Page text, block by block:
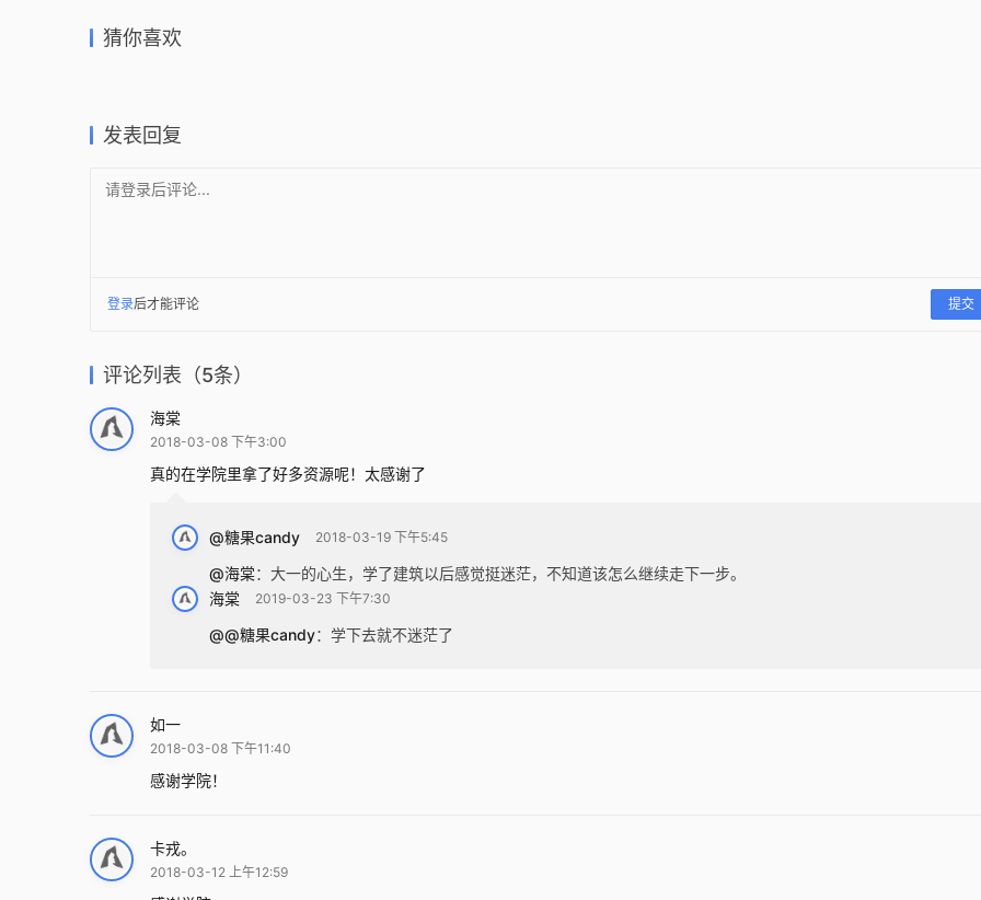
猜你喜欢
埃贝多·弗朗西斯·凯雷
每日福利 / 为你打包好的超清晚
发表回复
请登录后评论...
登录后才能评论 提交
评论列表（5条）
海棠
2018-03-08 下午3:00
真的在学院里拿了好多资源呢！太感谢了
@糖果candy 2018-03-19 下午5:45
@海棠： 大一的心生，学了建筑以后感觉挺迷茫，不知道该怎么继续走下一步。
海棠
2019-03-23 下午7:30
@@糖果candy： 学下去就不迷茫了
如一
2018-03-08 下午11:40
感谢学院！
卡戎。
2018-03-12 上午12:59